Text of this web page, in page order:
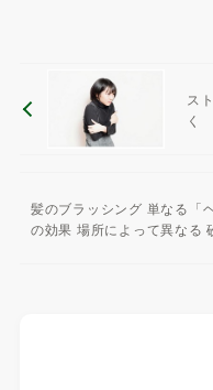
ス
く
髪のブラッシング 単なる「
の効果 場所によって異なる